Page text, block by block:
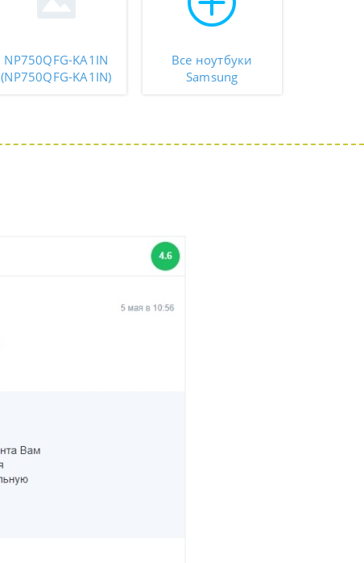
NP750QFG-KA1IN
(NP750QFG-KA1IN)
Все ноутбуки
Samsung